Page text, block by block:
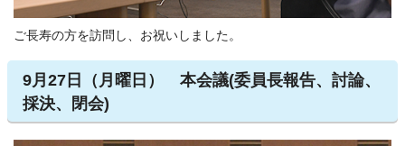
ご長寿の方を訪問し、お祝いしました。
9月27日（月曜日） 本会議(委員長報告、討論、
採決、閉会)